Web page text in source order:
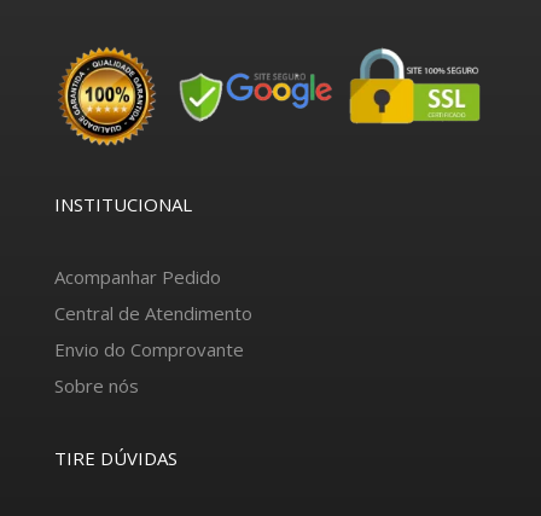
INSTITUCIONAL
Acompanhar Pedido
Central de Atendimento
Envio do Comprovante
Sobre nós
TIRE DÚVIDAS